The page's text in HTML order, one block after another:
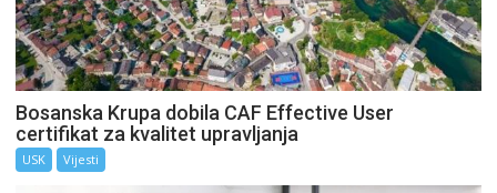
Bosanska Krupa dobila CAF Effective User
certifikat za kvalitet upravljanja
USK Vijesti